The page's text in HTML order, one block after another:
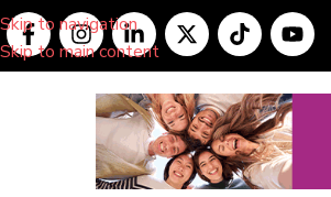
Skip to navigation
Skip to main content